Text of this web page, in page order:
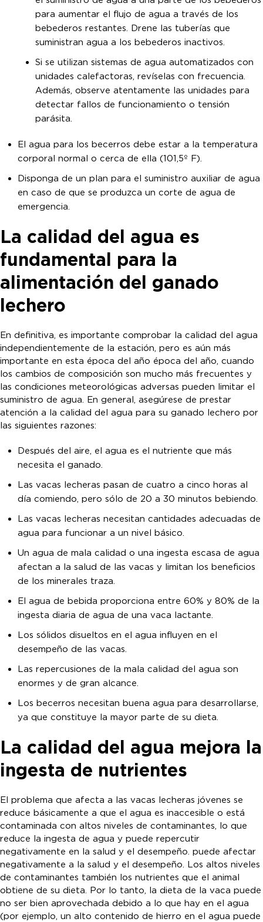
para aumentar el flujo de agua a través de los
bebederos restantes. Drene las tuberías que
suministran agua a los bebederos inactivos.
Si se utilizan sistemas de agua automatizados con
unidades calefactoras, revíselas con frecuencia.
Además, observe atentamente las unidades para
detectar fallos de funcionamiento o tensión
parásita.
El agua para los becerros debe estar a la temperatura
corporal normal o cerca de ella (101,5º F).
Disponga de un plan para el suministro auxiliar de agua
en caso de que se produzca un corte de agua de
emergencia.
La calidad del agua es
fundamental para la
alimentación del ganado
lechero
En definitiva, es importante comprobar la calidad del agua
independientemente de la estación, pero es aún más
importante en esta época del año época del año, cuando
los cambios de composición son mucho más frecuentes y
las condiciones meteorológicas adversas pueden limitar el
suministro de agua. En general, asegúrese de prestar
atención a la calidad del agua para su ganado lechero por
las siguientes razones:
Después del aire, el agua es el nutriente que más
necesita el ganado.
Las vacas lecheras pasan de cuatro a cinco horas al
día comiendo, pero sólo de 20 a 30 minutos bebiendo.
Las vacas lecheras necesitan cantidades adecuadas de
agua para funcionar a un nivel básico.
Un agua de mala calidad o una ingesta escasa de agua
afectan a la salud de las vacas y limitan los beneficios
de los minerales traza.
El agua de bebida proporciona entre 60% y 80% de la
ingesta diaria de agua de una vaca lactante.
Los sólidos disueltos en el agua influyen en el
desempeño de las vacas.
Las repercusiones de la mala calidad del agua son
enormes y de gran alcance.
Los becerros necesitan buena agua para desarrollarse,
ya que constituye la mayor parte de su dieta.
La calidad del agua mejora la
ingesta de nutrientes
El problema que afecta a las vacas lecheras jóvenes se
reduce básicamente a que el agua es inaccesible o está
contaminada con altos niveles de contaminantes, lo que
reduce la ingesta de agua y puede repercutir
negativamente en la salud y el desempeño. puede afectar
negativamente a la salud y el desempeño. Los altos niveles
de contaminantes también los nutrientes que el animal
obtiene de su dieta. Por lo tanto, la dieta de la vaca puede
no ser bien aprovechada debido a lo que hay en el agua
(por ejemplo, un alto contenido de hierro en el agua puede